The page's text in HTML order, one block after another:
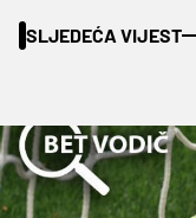
SLJEDEĆA VIJEST